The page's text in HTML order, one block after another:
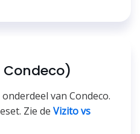
Condeco)
van Condeco.
Zie de Vizito vs